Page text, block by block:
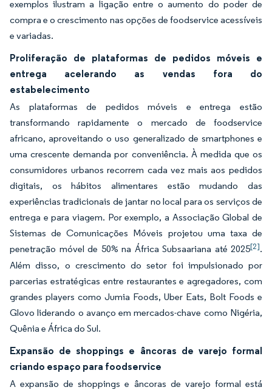
exemplos ilustram a ligação entre o aumento do poder de
compra e o crescimento nas opções de foodservice acessíveis
e variadas.
Proliferação de plataformas de pedidos móveis e
entrega acelerando as vendas fora do
estabelecimento
As plataformas de pedidos móveis e entrega estão
transformando rapidamente o mercado de foodservice
africano, aproveitando o uso generalizado de smartphones e
uma crescente demanda por conveniência. À medida que os
consumidores urbanos recorrem cada vez mais aos pedidos
digitais, os hábitos alimentares estão mudando das
experiências tradicionais de jantar no local para os serviços de
entrega e para viagem. Por exemplo, a Associação Global de
Sistemas de Comunicações Móveis projetou uma taxa de
penetração móvel de 50% na África Subsaariana até 2025[2].
Além disso, o crescimento do setor foi impulsionado por
parcerias estratégicas entre restaurantes e agregadores, com
grandes players como Jumia Foods, Uber Eats, Bolt Foods e
Glovo liderando o avanço em mercados-chave como Nigéria,
Quênia e África do Sul.
Expansão de shoppings e âncoras de varejo formal
criando espaço para foodservice
A expansão de shoppings e âncoras de varejo formal está